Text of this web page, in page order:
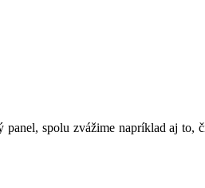
spolu zvážime napríklad aj to,